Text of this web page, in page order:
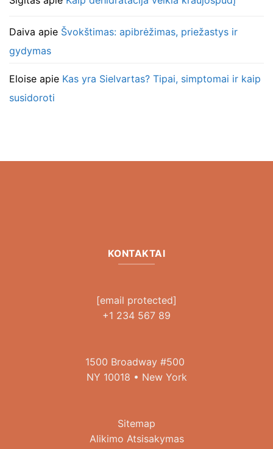
Daiva apie Švokštimas: apibrėžimas, priežastys ir
gydymas
Eloise apie Kas yra Sielvartas? Tipai, simptomai ir kaip
susidoroti
KONTAKTAI
[email protected]
+1 234 567 89
1500 Broadway #500
NY 10018 • New York
Sitemap
Alikimo Atsisakymas